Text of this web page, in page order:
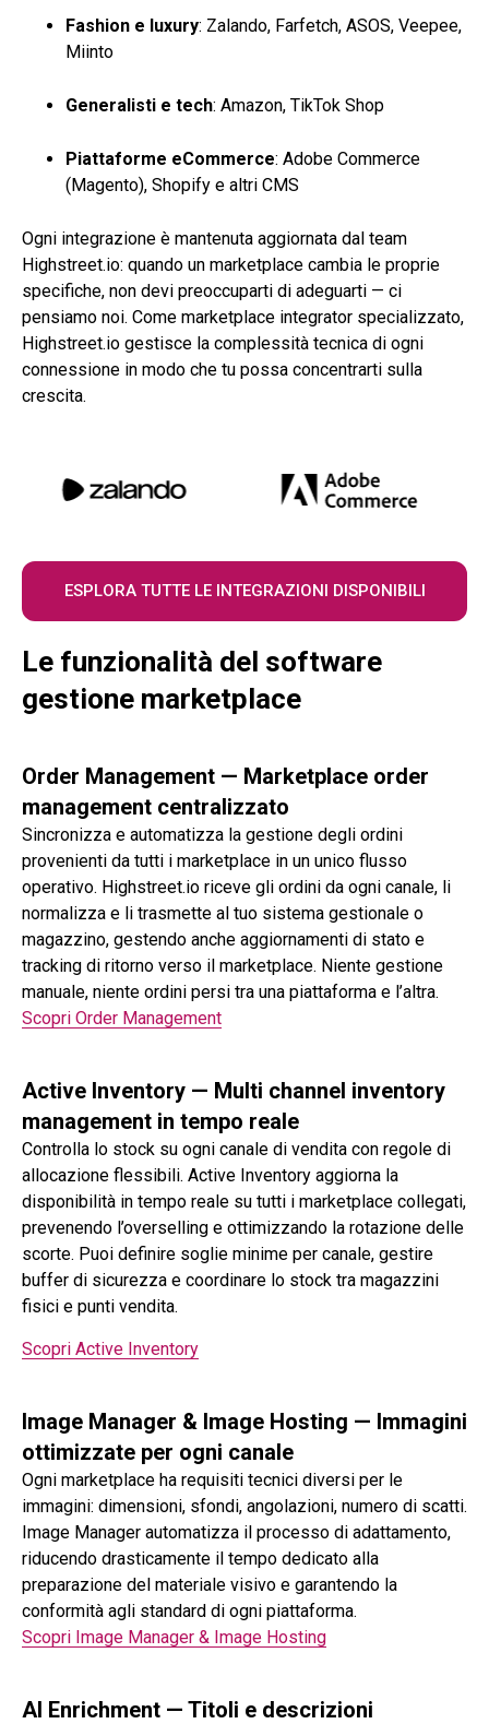
Fashion e luxury: Zalando, Farfetch, ASOS, Veepee,
Miinto
Generalisti e tech: Amazon, TikTok Shop
Piattaforme eCommerce: Adobe Commerce
(Magento), Shopify e altri CMS
Ogni integrazione è mantenuta aggiornata dal team
Highstreet.io: quando un marketplace cambia le proprie
specifiche, non devi preoccuparti di adeguarti — ci
pensiamo noi. Come marketplace integrator specializzato,
Highstreet.io gestisce la complessità tecnica di ogni
connessione in modo che tu possa concentrarti sulla
crescita.
ESPLORA TUTTE LE INTEGRAZIONI DISPONIBILI
Le funzionalità del software
gestione marketplace
Order Management — Marketplace order
management centralizzato
Sincronizza e automatizza la gestione degli ordini
provenienti da tutti i marketplace in un unico flusso
operativo. Highstreet.io riceve gli ordini da ogni canale, li
normalizza e li trasmette al tuo sistema gestionale o
magazzino, gestendo anche aggiornamenti di stato e
tracking di ritorno verso il marketplace. Niente gestione
manuale, niente ordini persi tra una piattaforma e l’altra.
Scopri Order Management
Active Inventory — Multi channel inventory
management in tempo reale
Controlla lo stock su ogni canale di vendita con regole di
allocazione flessibili. Active Inventory aggiorna la
disponibilità in tempo reale su tutti i marketplace collegati,
prevenendo l’overselling e ottimizzando la rotazione delle
scorte. Puoi definire soglie minime per canale, gestire
buffer di sicurezza e coordinare lo stock tra magazzini
fisici e punti vendita.
Scopri Active Inventory
Image Manager & Image Hosting — Immagini
ottimizzate per ogni canale
Ogni marketplace ha requisiti tecnici diversi per le
immagini: dimensioni, sfondi, angolazioni, numero di scatti.
Image Manager automatizza il processo di adattamento,
riducendo drasticamente il tempo dedicato alla
preparazione del materiale visivo e garantendo la
conformità agli standard di ogni piattaforma.
Scopri Image Manager & Image Hosting
AI Enrichment — Titoli e descrizioni